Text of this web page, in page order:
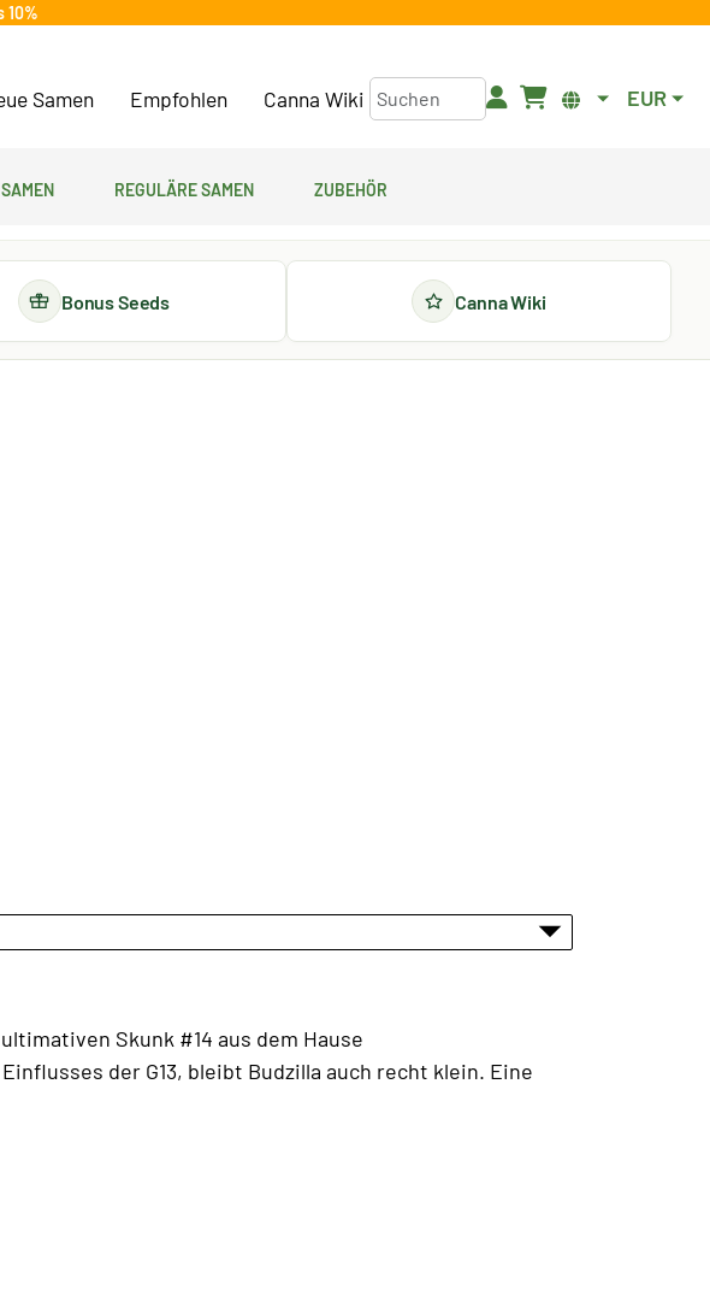
10%
Samen Empfohlen Canna Wiki EUR
Reguläre Samen Zubehör
Bonus Seeds Canna Wiki
Skunk #14 aus dem Hause
der G13, bleibt Budzilla auch recht klein. Eine